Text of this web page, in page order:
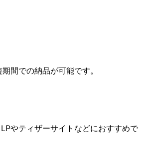
間での納品が可能です。
やティザーサイトなどにおすすめで